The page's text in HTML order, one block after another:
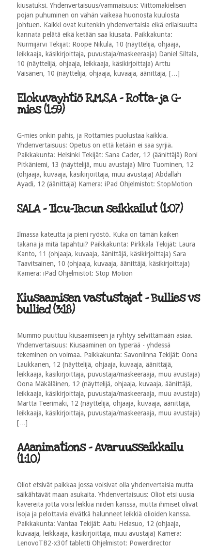
kiusatuksi. Yhdenvertaisuus/vammaisuus: Viittomakielisen
pojan puhuminen on vähän vaikeaa huonosta kuulosta
johtuen. Kaikki ovat kuitenkin yhdenvertaisia eikä erilaisuutta
kannata pelätä eikä ketään saa kiusata. Paikkakunta:
Nurmijärvi Tekijät: Roope Nikula, 10 (näyttelijä, ohjaaja,
leikkaaja, käsikirjoittaja, puvustaja/maskeeraaja) Daniel Siltala,
10 (näyttelijä, ohjaaja, leikkaaja, käsikirjoittaja) Arttu
Väisänen, 10 (näyttelijä, ohjaaja, kuvaaja, äänittäjä, […]
Elokuvayhtiö R,M,S,A - Rotta- ja G-
mies (1:59)
G-mies onkin pahis, ja Rottamies puolustaa kaikkia.
Yhdenvertaisuus: Opetus on että ketään ei saa syrjiä.
Paikkakunta: Helsinki Tekijät: Sana Cader, 12 (äänittäjä) Roni
Pitkäniemi, 13 (näyttelijä, muu avustaja) Miro Tuominen, 12
(ohjaaja, kuvaaja, käsikirjoittaja, muu avustaja) Abdallah
Ayadi, 12 (äänittäjä) Kamera: iPad Ohjelmistot: StopMotion
SALA - Ticu-Tacun seikkailut (1:07)
Ilmassa kateutta ja pieni ryöstö. Kuka on tämän kaiken
takana ja mitä tapahtui? Paikkakunta: Pirkkala Tekijät: Laura
Kanto, 11 (ohjaaja, kuvaaja, äänittäjä, käsikirjoittaja) Sara
Taavitsainen, 10 (ohjaaja, kuvaaja, äänittäjä, käsikirjoittaja)
Kamera: iPad Ohjelmistot: Stop Motion
Kiusaamisen vastustajat - Bullies vs
bullied (3:18)
Mummo puuttuu kiusaamiseen ja ryhtyy selvittämään asiaa.
Yhdenvertaisuus: Kiusaaminen on typerää - yhdessä
tekeminen on voimaa. Paikkakunta: Savonlinna Tekijät: Oona
Laukkanen, 12 (näyttelijä, ohjaaja, kuvaaja, äänittäjä,
leikkaaja, käsikirjoittaja, puvustaja/maskeeraaja, muu avustaja)
Oona Mäkäläinen, 12 (näyttelijä, ohjaaja, kuvaaja, äänittäjä,
leikkaaja, käsikirjoittaja, puvustaja/maskeeraaja, muu avustaja)
Martta Teerimäki, 12 (näyttelijä, ohjaaja, kuvaaja, äänittäjä,
leikkaaja, käsikirjoittaja, puvustaja/maskeeraaja, muu avustaja)
[…]
AAanimations - Avaruusseikkailu
(1:10)
Oliot etsivät paikkaa jossa voisivat olla yhdenvertaisia mutta
säikähtävät maan asukaita. Yhdenvertaisuus: Oliot etsi uusia
kavereita jotta voisi leikkiä niiden kanssa, mutta ihmiset olivat
isoja ja pelottavia eivätkä halunneet leikkiä olioiden kanssa.
Paikkakunta: Vantaa Tekijät: Aatu Helasuo, 12 (ohjaaja,
kuvaaja, leikkaaja, käsikirjoittaja, muu avustaja) Kamera:
LenovoTB2-x30f tabletti Ohjelmistot: Powerdirector